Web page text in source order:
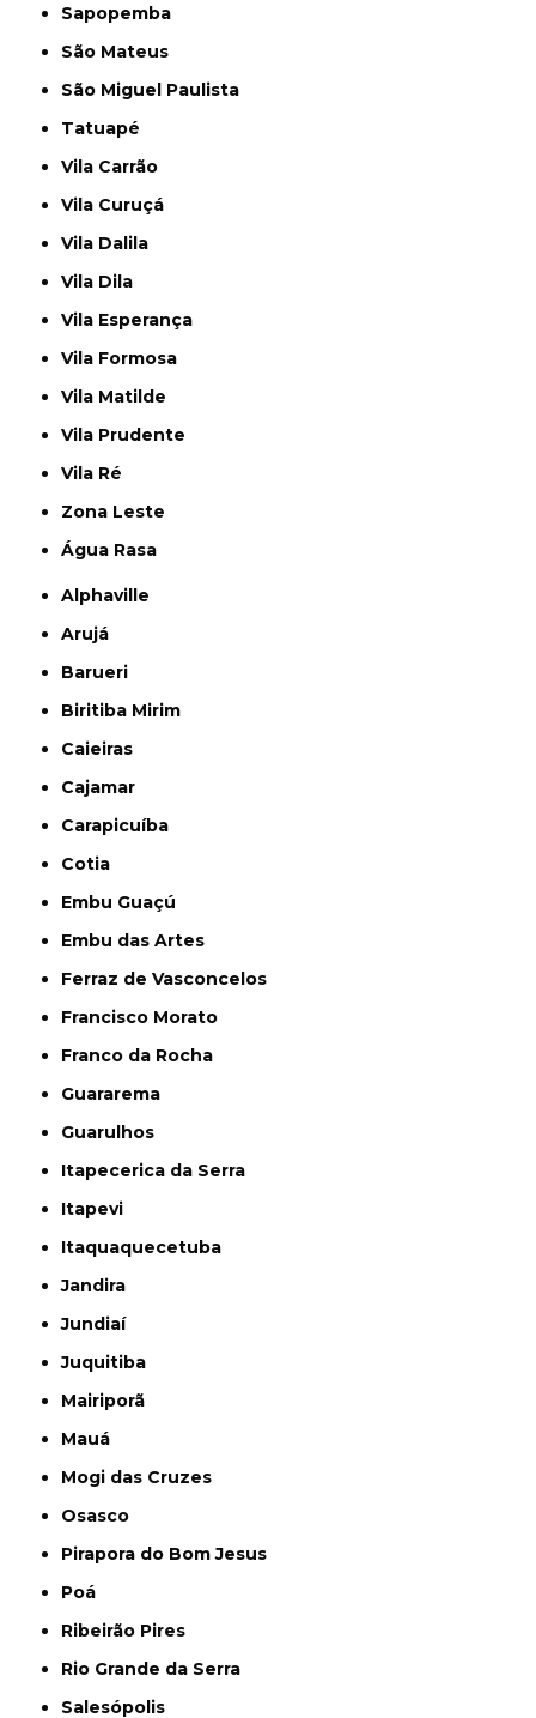
Sapopemba
São Mateus
São Miguel Paulista
Tatuapé
Vila Carrão
Vila Curuçá
Vila Dalila
Vila Dila
Vila Esperança
Vila Formosa
Vila Matilde
Vila Prudente
Vila Ré
Zona Leste
Água Rasa
Alphaville
Arujá
Barueri
Biritiba Mirim
Caieiras
Cajamar
Carapicuíba
Cotia
Embu Guaçú
Embu das Artes
Ferraz de Vasconcelos
Francisco Morato
Franco da Rocha
Guararema
Guarulhos
Itapecerica da Serra
Itapevi
Itaquaquecetuba
Jandira
Jundiaí
Juquitiba
Mairiporã
Mauá
Mogi das Cruzes
Osasco
Pirapora do Bom Jesus
Poá
Ribeirão Pires
Rio Grande da Serra
Salesópolis